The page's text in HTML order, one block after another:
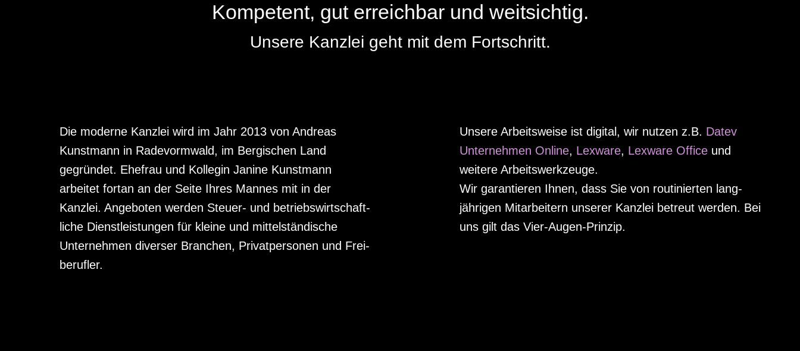
Kompetent, gut erreich­bar und weit­sichtig.
Unsere Kanzlei geht mit dem Fort­schritt.
Die moderne Kanzlei wird im Jahr 2013 von Andreas
Kunstmann in Rade­vormwald, im Bergischen Land
gegründet. Ehefrau und Kollegin Janine Kunstmann
arbeitet fortan an der Seite Ihres Mannes mit in der
Kanzlei. An­geboten werden Steuer- und betriebs­wirtschaft­
liche Dienst­leistungen für kleine und mittel­ständische
Unter­nehmen diverser Branchen, Privat­personen und Frei­
berufler.
Unsere Arbeitsweise ist digital, wir nutzen z.B. Datev
Unter­nehmen Online, Lexware, Lexware Office und
weitere Arbeits­werk­zeuge.
Wir garantieren Ihnen, dass Sie von routi­nierten lang­
jährigen Mit­arbeitern unserer Kanzlei betreut werden. Bei
uns gilt das Vier-Augen-Prinzip.